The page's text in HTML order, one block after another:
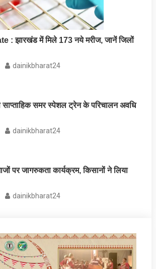
: झारखंड में मिले 173 नये मरीज, जानें जिलों
dainikbharat24
साप्ताहिक समर स्पेशल ट्रेन के परिचालन अवधि
dainikbharat24
पर जागरुकता कार्यक्रम, किसानों ने लिया
dainikbharat24